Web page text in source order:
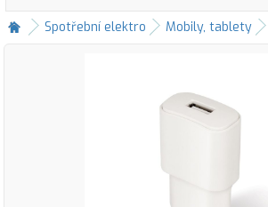
Spotřební elektro Mobily, tablety